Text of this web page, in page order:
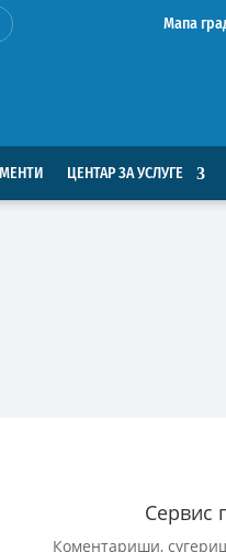
Мапа
ЦЕНТАР ЗА УСЛУГЕ
Сервис
Коментариши,